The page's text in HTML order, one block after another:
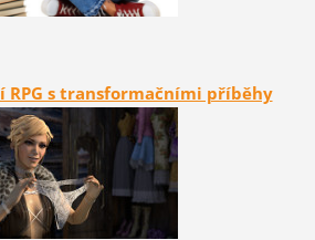
RPG s transformačními příběhy